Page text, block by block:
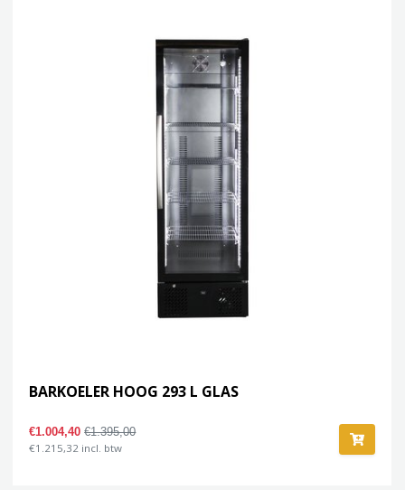
BARKOELER HOOG 293 L GLAS
€1.004,40€1.395,00
€1.215,32 incl. btw